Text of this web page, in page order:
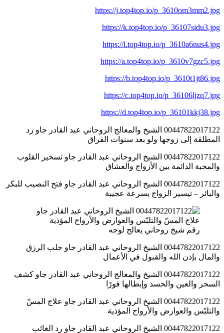
https://j.top4top.io/p_3610om3mm2.jpg
https://k.top4top.io/p_36107sidu3.jpg
https://l.top4top.io/p_3610a6nus4.jpg
https://a.top4top.io/p_3610v7gzc5.jpg
https://b.top4top.io/p_3610t1jt86.jpg
https://c.top4top.io/p_36106ljzq7.jpg
https://d.top4top.io/p_36101kkj38.jpg
00447822017122 الشيخ والمعالج الروحاني عبد القادر جاو رد
المطلقة إلى زوجها ولو بعد سنوات الفراق
00447822017122 الشيخ الروحاني عبد القادر جاو تسخير القلوب
والمحبة الدائمة بين الأزواج والعشاق
00447822017122 الشيخ الروحاني عبد القادر جاو فتح النصيب للبكر
والبائر – تيسير الزواج بسرعة عجيبة
رقم شيخ روحاني يعالج لوجه
00447822017122 الشيخ الروحاني عبد القادر جاو جلب الرزق
والمال بإذن الله والقبول في الأعمال
00447822017122 الشيخ والمعالج الروحاني عبد القادر جاو كشف
السحر والعين والحسد وإبطالها فورًا
00447822017122 الشيخ الروحاني عبد القادر جاو علاج المسّ
والتلبّس والعوارض والأرواح المؤذية
00447822017122 الشيخ الروحاني عبد القادر جاو رد الغائب